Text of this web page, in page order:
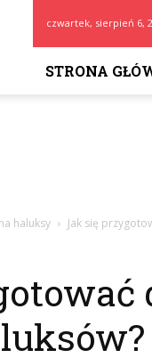
czwartek, sierpień 6,
STRONA
haluksy Jak się